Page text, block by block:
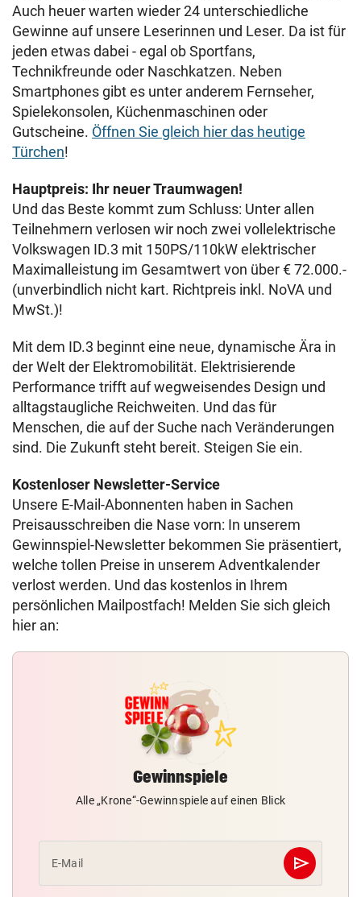
Auch heuer warten wieder 24 unterschiedliche
Gewinne auf unsere Leserinnen und Leser. Da ist für
jeden etwas dabei - egal ob Sportfans,
Technikfreunde oder Naschkatzen. Neben
Smartphones gibt es unter anderem Fernseher,
Spielekonsolen, Küchenmaschinen oder
Gutscheine. Öffnen Sie gleich hier das heutige
Türchen!
Hauptpreis: Ihr neuer Traumwagen!
Und das Beste kommt zum Schluss: Unter allen
Teilnehmern verlosen wir noch zwei vollelektrische
Volkswagen ID.3 mit 150PS/110kW elektrischer
Maximalleistung im Gesamtwert von über € 72.000.-
(unverbindlich nicht kart. Richtpreis inkl. NoVA und
MwSt.)!
Mit dem ID.3 beginnt eine neue, dynamische Ära in
der Welt der Elektromobilität. Elektrisierende
Performance trifft auf wegweisendes Design und
alltagstaugliche Reichweiten. Und das für
Menschen, die auf der Suche nach Veränderungen
sind. Die Zukunft steht bereit. Steigen Sie ein.
Kostenloser Newsletter-Service
Unsere E-Mail-Abonnenten haben in Sachen
Preisausschreiben die Nase vorn: In unserem
Gewinnspiel-Newsletter bekommen Sie präsentiert,
welche tollen Preise in unserem Adventkalender
verlost werden. Und das kostenlos in Ihrem
persönlichen Mailpostfach! Melden Sie sich gleich
hier an:
Gewinnspiele
Alle „Krone“-Gewinnspiele auf einen Blick
E-Mail send
Abschicken